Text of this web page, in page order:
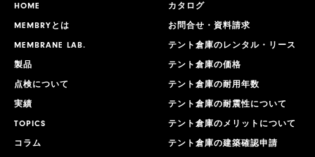
HOME
MEMBRYとは
MEMBRANE LAB.
製品
点検について
実績
TOPICS
コラム
カタログ
お問合せ・資料請求
テント倉庫のレンタル・リース
テント倉庫の価格
テント倉庫の耐用年数
テント倉庫の耐震性について
テント倉庫のメリットについて
テント倉庫の建築確認申請